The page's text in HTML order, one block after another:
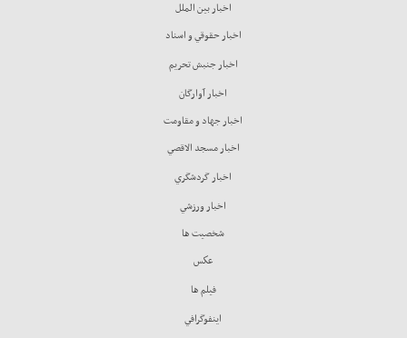
اخبار بين الملل
اخبار حقوقي و اسناد
اخبار جنبش تحريم
اخبار آوارگان
اخبار جهاد و مقاومت
اخبار مسجد الاقصي
اخبار گردشگري
اخبار ورزشي
شخصيت ها
عكس
فيلم ها
اينفوگرافي